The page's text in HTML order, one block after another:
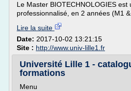
Le Master BIOTECHNOLOGIES est
professionnalisé, en 2 années (M1 &
Lire la suite
Date: 2017-10-02 13:21:15
Site : http://www.univ-lille1.fr
Université Lille 1 -
formations
Menu